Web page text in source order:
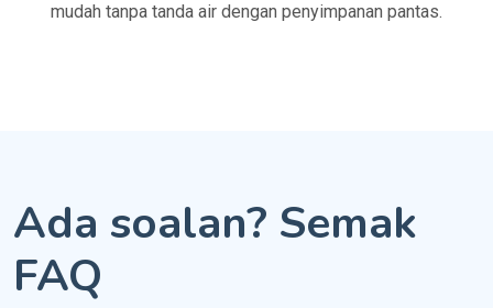
mudah tanpa tanda air dengan penyimpanan pantas.
Ada soalan? Semak
FAQ